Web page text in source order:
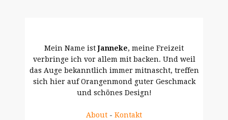
Mein Name istJanneke, meine Freizeit
verbringe ich vor allem mit backen. Und weil
das Auge bekanntlich immer mitnascht, treffen
sich hier auf Orangenmond guter Geschmack
und schönes Design!
About - Kontakt